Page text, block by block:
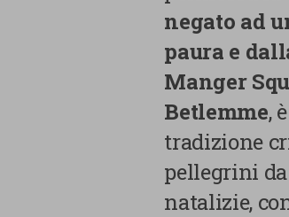
negato ad
paura e
Manger
Betlemme,
tradizione
pellegrini
natalizie,